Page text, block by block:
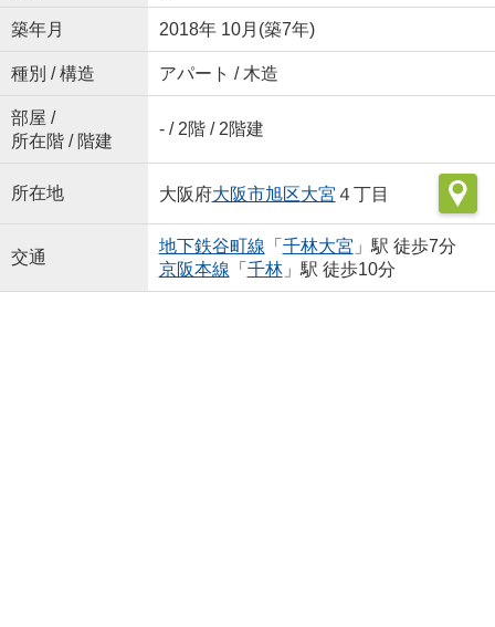
築年月 2018年 10月(築7年)
種別 / 構造 アパート / 木造
部屋 /
所在階 / 階建
- / 2階 / 2階建
所在地 大阪府大阪市旭区大宮 ４丁目
交通
地下鉄谷町線 「 千林大宮 」駅 徒歩7分
京阪本線 「 千林」駅 徒歩10分